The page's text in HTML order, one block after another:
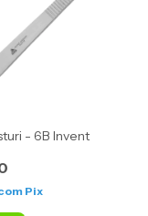
- 6B Invent
Pix